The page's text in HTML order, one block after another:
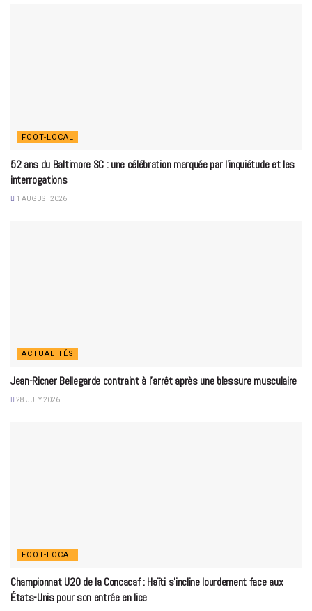
FOOT-LOCAL
52 ans du Baltimore SC : une célébration marquée par l’inquiétude et les
interrogations
1 AUGUST 2026
ACTUALITÉS
Jean-Ricner Bellegarde contraint à l’arrêt après une blessure musculaire
28 JULY 2026
FOOT-LOCAL
Championnat U20 de la Concacaf : Haïti s’incline lourdement face aux
États-Unis pour son entrée en lice